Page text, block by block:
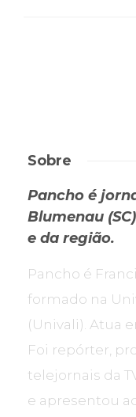
Sobre
Pancho é
Blumenau
e da região.
Pancho é
formado na
(Univali). Atua
Foi repórter,
telejornais da
e apresentou